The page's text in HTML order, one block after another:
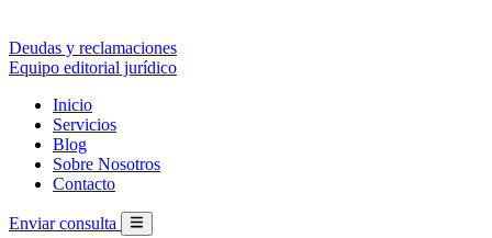
Deudas y reclamaciones
Equipo editorial jurídico
Inicio
Servicios
Blog
Sobre Nosotros
Contacto
Enviar consulta